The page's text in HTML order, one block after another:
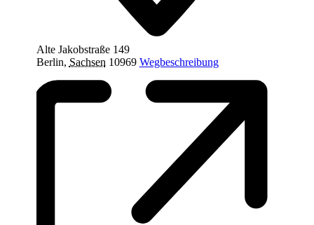
Alte Jakobstraße 149
Berlin, Sachsen 10969 Wegbeschreibung